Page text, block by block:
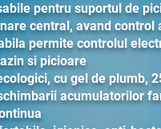
pentru suportul de
central, avand control
permite controlul
si picioare
cu gel de plumb,
acumulatorilor